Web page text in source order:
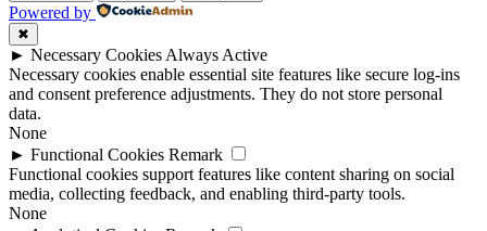
Powered by
✖
► Necessary Cookies Always Active
Necessary cookies enable essential site features like secure log-ins
and consent preference adjustments. They do not store personal
data.
None
► Functional Cookies Remark
Functional cookies support features like content sharing on social
media, collecting feedback, and enabling third-party tools.
None